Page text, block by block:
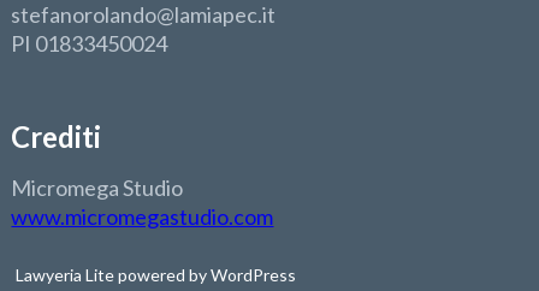
stefanorolando@lamiapec.it
PI 01833450024
Crediti
Micromega Studio
www.micromegastudio.com
Lawyeria Litepowered byWordPress